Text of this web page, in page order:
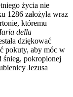
życia nie
1286 założyła wraz
któremu
della
dziękować
pokuty, aby móc w
śnieg, pokropionej
Jezusa